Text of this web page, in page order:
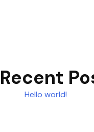
Recent
Hello world!